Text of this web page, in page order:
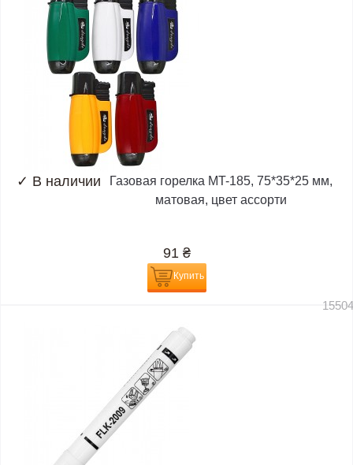
✓ В наличии
Газовая горелка MT-185, 75*35*25 мм,
матовая, цвет ассорти
91 ₴
Купить